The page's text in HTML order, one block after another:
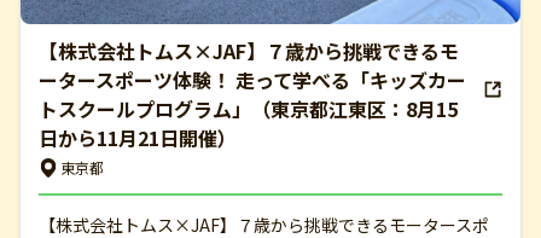
【株式会社トムス×JAF】７歳から挑戦できるモ
ータースポーツ体験！ 走って学べる「キッズカー
トスクールプログラム」（東京都江東区：8月15
日から11月21日開催）
東京都
【株式会社トムス×JAF】７歳から挑戦できるモータースポ